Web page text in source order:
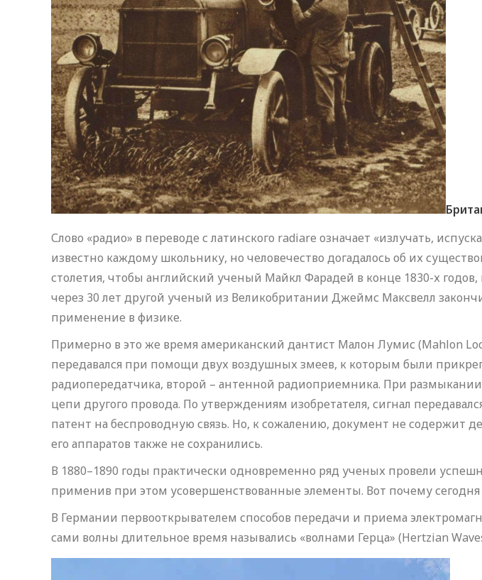
Слово «радио» в переводе с латинского radiare означает «излучать,
известно каждому школьнику, но человечество догадалось об их
столетия, чтобы английский ученый Майкл Фарадей в конце 1830-х
через 30 лет другой ученый из Великобритании Джеймс Максвелл
применение в физике.
Примерно в это же время американский дантист Малон Лумис (Mahlon
передавался при помощи двух воздушных змеев, к которым были
радиопередатчика, второй – антенной радиоприемника. При
цепи другого провода. По утверждениям изобретателя, сигнал
патент на беспроводную связь. Но, к сожалению, документ не содержит
его аппаратов также не сохранились.
В 1880–1890 годы практически одновременно ряд ученых провели
применив при этом усовершенствованные элементы. Вот почему сегодня
В Германии первооткрывателем способов передачи и приема
сами волны длительное время назывались «волнами Герца» (Hertzian